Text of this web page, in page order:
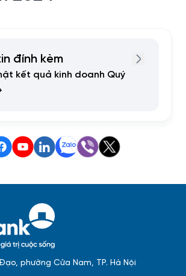
đính kèm
kết quả kinh doanh Quý
phường Cửa Nam, TP. Hà Nội